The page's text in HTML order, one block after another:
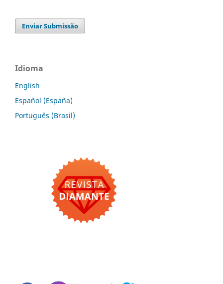
Enviar Submissão
Idioma
English
Español (España)
Português (Brasil)